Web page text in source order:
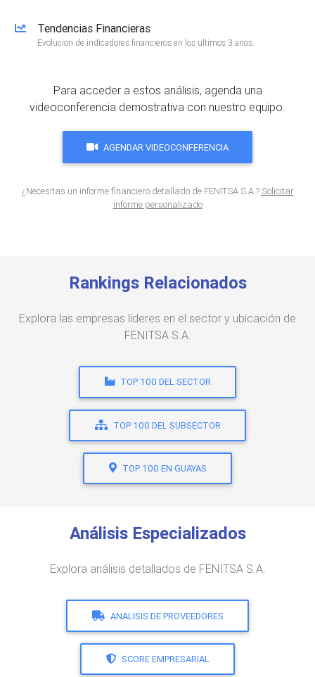
Tendencias Financieras
Evolucion de indicadores financieros en los ultimos 3 anos.
Para acceder a estos análisis, agenda una
videoconferencia demostrativa con nuestro equipo.
AGENDAR VIDEOCONFERENCIA
¿Necesitas un informe financiero detallado de FENITSA S.A.? Solicitar
informe personalizado
Rankings Relacionados
Explora las empresas líderes en el sector y ubicación de
FENITSA S.A.
TOP 100 DEL SECTOR
TOP 100 DEL SUBSECTOR
TOP 100 EN GUAYAS
Análisis Especializados
Explora análisis detallados de FENITSA S.A.
ANALISIS DE PROVEEDORES
SCORE EMPRESARIAL